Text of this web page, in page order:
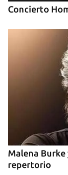
Concierto
Malena Burke
repertorio